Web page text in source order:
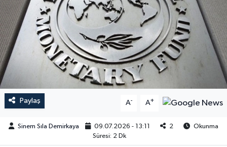
Paylaş A- A+
Sinem Sıla Demirkaya 09.07.2026 - 13:11 2
Okunma
Süresi: 2 Dk